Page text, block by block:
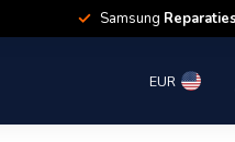
Samsung Reparaties
EUR